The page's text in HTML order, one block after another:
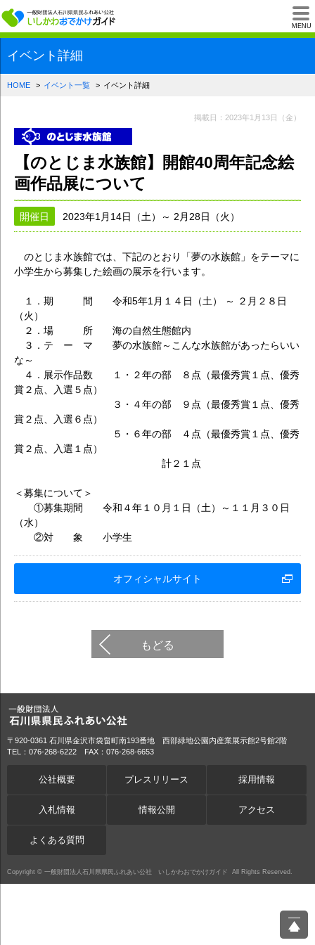
MENU
一般財団法人石川
イベント詳細
HOME イベント一覧 イベント詳細
掲載日：2023年1月13日（金）
【のとじま水族館】開館40周年記念絵
画作品展について
開催日 2023年1月14日（土）～ 2月28日（火）
のとじま水族館では、下記のとおり「夢の水族館」をテーマに
小学生から募集した絵画の展示を行います。
１．期 間 令和5年1月１４日（土） ～ ２月２８日
（火）
２．場 所 海の自然生態館内
３．テ ー マ 夢の水族館～こんな水族館があったらいい
な～
４．展示作品数 １・２年の部 ８点（最優秀賞１点、優秀
賞２点、入選５点）
３・４年の部 ９点（最優秀賞１点、優秀
賞２点、入選６点）
５・６年の部 ４点（最優秀賞１点、優秀
賞２点、入選１点）
計２１点
＜募集について＞
①募集期間 令和４年１０月１日（土）～１１月３０日
（水）
②対 象 小学生
オフィシャルサイト
もどる
〒920-0361 石川県金沢市袋畠町南193番地 西部緑地公園内産業展示館2号館2階
TEL：076-268-6222 FAX：076-268-6653
公社概要 プレスリリース 採用情報
入札情報 情報公開 アクセス
よくある質問
Copyright © 一般財団法人石川県県民ふれあい公社 いしかわおでかけガイド All Rights Reserved.